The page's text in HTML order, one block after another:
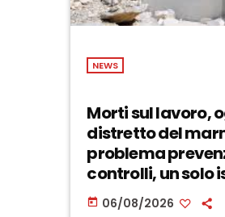
NEWS
Morti sul lavoro,
distretto del
problema
controlli, un solo
today 06/08/2026